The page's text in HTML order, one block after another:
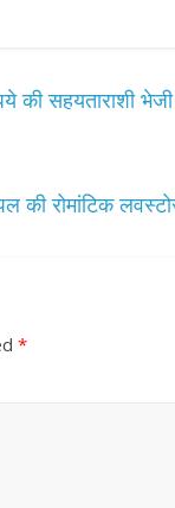
की सहयताराशी
की रोमांटिक
*